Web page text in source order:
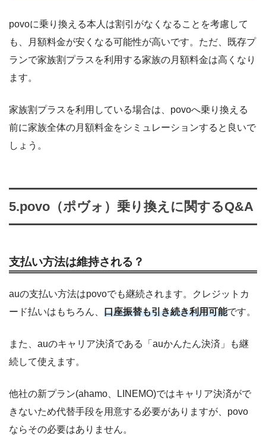
povoに乗り換える本人は割引がなくなることを考慮して
も、月額料金が安くなる可能性が高いです。ただ、既存プ
ランで家族割プラスを利用する家族の月額料金は高くなり
ます。
家族割プラスを利用している場合は、povoへ乗り換える
前に家族全体の月額料金をシミュレーションすると良いで
しょう。
5.povo（ポヴォ）乗り換えに関するQ&A
支払い方法は維持される？
auの支払い方法はpovoでも継続されます。クレジットカ
ード払いはもちろん、 口座振替も引き続き利用可能です。
また、auのキャリア決済である「auかんたん決済」も継
続して使えます。
他社の新プラン(ahamo、LINEMO)ではキャリア決済がで
きないため代替手段を用意する必要がありますが、povo
ならその必要はありません。